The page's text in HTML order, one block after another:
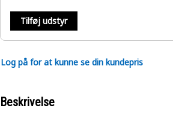
Tilføj udstyr
Log på for at kunne se din kundepris
Beskrivelse